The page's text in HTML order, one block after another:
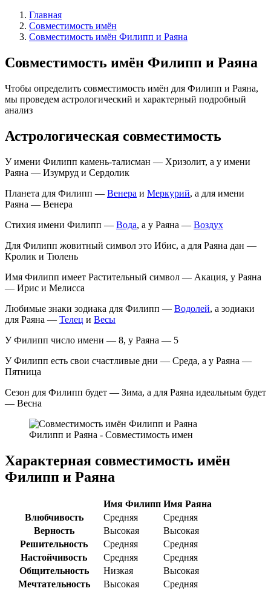
Главная
Совместимость имён
Совместимость имён Филипп и Раяна
Совместимость имён Филипп и Раяна
Чтобы определить совместимость имён для Филипп и Раяна,
мы проведем астрологический и характерный подробный
анализ
Астрологическая совместимость
У имени Филипп камень-талисман — Хризолит, а у имени
Раяна — Изумруд и Сердолик
Планета для Филипп — Венера и Меркурий, а для имени
Раяна — Венера
Стихия имени Филипп — Вода, а у Раяна — Воздух
Для Филипп жовитный символ это Ибис, а для Раяна дан —
Кролик и Тюлень
Имя Филипп имеет Растительный символ — Акация, у Раяна
— Ирис и Мелисса
Любимые знаки зодиака для Филипп — Водолей, а зодиаки
для Раяна — Телец и Весы
У Филипп число имени — 8, у Раяна — 5
У Филипп есть свои счастливые дни — Среда, а у Раяна —
Пятница
Сезон для Филипп будет — Зима, а для Раяна идеальным будет
— Весна
Филипп и Раяна - Совместимость имен
Характерная совместимость имён
Филипп и Раяна
Имя Филипп Имя Раяна
Влюбчивость
Средняя
Средняя
Верность
Высокая
Высокая
Решительность
Средняя
Средняя
Настойчивость
Средняя
Средняя
Общительность
Низкая
Высокая
Мечтательность
Высокая
Средняя